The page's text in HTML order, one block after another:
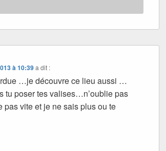
à 10:39a dit :
…je découvre ce lieu aussi …
tu poser tes valises…n’oublie pas
pas vite et je ne sais plus ou te